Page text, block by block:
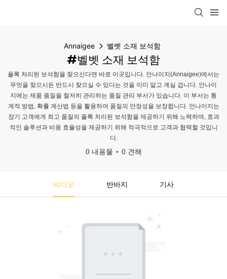
Annaigee 벨벳 소재 보석함
#벨벳 소재 보석함
플록 처리된 보석함을 찾으신다면 바로 이곳입니다. 안나이지(Annaigee)에서는
무엇을 찾으시든 반드시 찾으실 수 있다는 것을 이미 알고 계실 겁니다. 안나이
지에는 제품 품질을 철저히 관리하는 품질 관리 부서가 있습니다. 이 부서는 통
계적 방법, 확률 계산법 등을 활용하여 품질의 안정성을 보장합니다. 안나이지는
장기 고객에게 최고 품질의 플록 처리된 보석함을 제공하기 위해 노력하며, 효과
적인 솔루션과 비용 효율성을 제공하기 위해 적극적으로 고객과 협력할 것입니
다.
0 내용물 0 견해
비디오 반바지 기사